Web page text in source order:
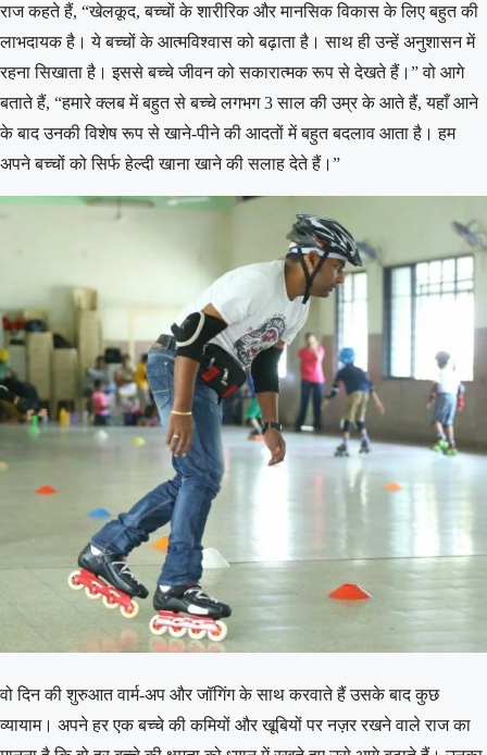
राज कहते हैं, “खेलकूद, बच्चों के शारीरिक और मानसिक विकास के लिए बहुत की
लाभदायक है। ये बच्चों के आत्मविश्वास को बढ़ाता है। साथ ही उन्हें अनुशासन में
रहना सिखाता है। इससे बच्चे जीवन को सकारात्मक रूप से देखते हैं।” वो आगे
बताते हैं, “हमारे क्लब में बहुत से बच्चे लगभग 3 साल की उम्र के आते हैं, यहाँ आने
के बाद उनकी विशेष रूप से खाने-पीने की आदतों में बहुत बदलाव आता है। हम
अपने बच्चों को सिर्फ हेल्दी खाना खाने की सलाह देते हैं।”
वो दिन की शुरुआत वार्म-अप और जॉगिंग के साथ करवाते हैं उसके बाद कुछ
व्यायाम। अपने हर एक बच्चे की कमियों और खूबियों पर नज़र रखने वाले राज का